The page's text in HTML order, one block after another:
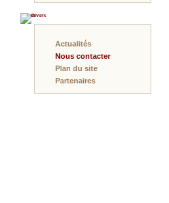
Divers
Actualités
Nous contacter
Plan du site
Partenaires